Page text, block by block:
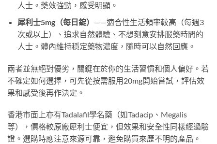
人士。藥效強勁，感受明顯。
犀利士5mg（每日錠） ——適合性生活頻率較高（每週3
次或以上）、追求自然體驗、不想刻意安排服藥時間的
人士。體內維持穩定藥物濃度，隨時可以自然回應。
兩者並無絕對優劣，關鍵在於你的生活習慣和個人偏好。若
不確定如何選擇，可先從按需服用20mg開始嘗試，評估效
果和感受後再作決定。
香港市面上亦有Tadalafil學名藥（如Tadacip、Megalis
等），價格較原廠犀利士便宜，但效果和安全性同樣經過驗
證。選購時應注意來源可靠，避免購買來歷不明的產品。